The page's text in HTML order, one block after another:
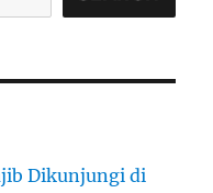
Dikunjungi di